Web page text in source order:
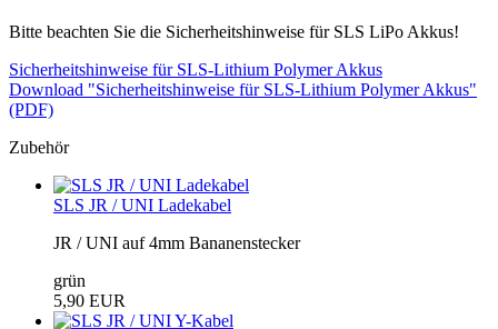
Bitte beachten Sie die Sicherheitshinweise für SLS LiPo Akkus!
Sicherheitshinweise für SLS-Lithium Polymer Akkus
Download "Sicherheitshinweise für SLS-Lithium Polymer Akkus"
(PDF)
Zubehör
SLS JR / UNI Ladekabel
JR / UNI auf 4mm Bananenstecker
grün
5,90 EUR